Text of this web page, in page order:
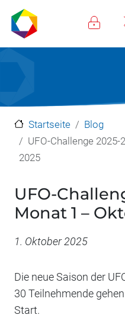
Direkt zum Inhalt
Startseite
Blog
UFO-Challenge
2025
UFO-
Monat 1 –
Datum
1. Oktober 2025
Die neue Saison der
30 Teilnehmende
Start.